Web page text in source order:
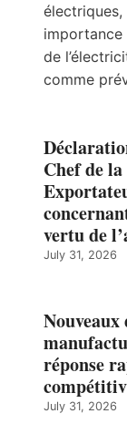
importance
de
comme
Chef de
vertu de
July 31, 2026
réponse
July 31, 2026